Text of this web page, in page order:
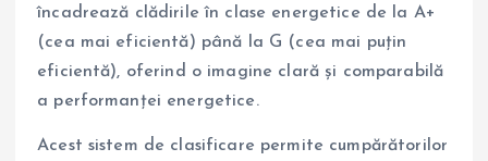
încadrează clădirile în clase energetice de la A+
(cea mai eficientă) până la G (cea mai puțin
eficientă), oferind o imagine clară și comparabilă
a performanței energetice.
Acest sistem de clasificare permite cumpărătorilor